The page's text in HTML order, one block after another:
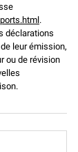
.
déclarations
leur émission,
ou de révision